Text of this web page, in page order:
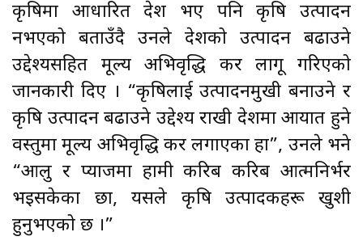
कृषिमा आधारित देश भए पनि कृषि उत्पादन
नभएको बताउँदै उनले देशको उत्पादन बढाउने
उद्देश्यसहित मूल्य अभिवृद्धि कर लागू गरिएको
जानकारी दिए । “कृषिलाई उत्पादनमुखी बनाउने र
कृषि उत्पादन बढाउने उद्देश्य राखी देशमा आयात हुने
वस्तुमा मूल्य अभिवृद्धि कर लगाएका हौँ”, उनले भने
“आलु र प्याजमा हामी करिब करिब आत्मनिर्भर
भइसकेका छौँ, यसले कृषि उत्पादकहरू खुशी
हुनुभएको छ ।”